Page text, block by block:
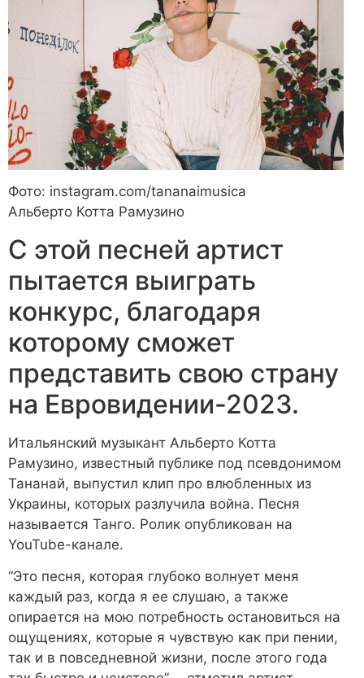
Фото: instagram.com/tananaimusica
Альберто Котта Рамузино
С этой песней артист
пытается выиграть
конкурс, благодаря
которому сможет
представить свою страну
на Евровидении-2023.
Итальянский музыкант Альберто Котта
Рамузино, известный публике под псевдонимом
Тананай, выпустил клип про влюбленных из
Украины, которых разлучила война. Песня
называется Танго. Ролик опубликован на
YouTube-канале.
“Это песня, которая глубоко волнует меня
каждый раз, когда я ее слушаю, а также
опирается на мою потребность остановиться на
ощущениях, которые я чувствую как при пении,
так и в повседневной жизни, после этого года